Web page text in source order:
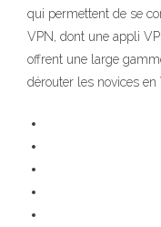
qui permettent de se
VPN, dont une appli
offrent une large
dérouter les novices en